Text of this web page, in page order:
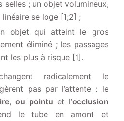
selles ; un objet volumineux,
se loge [1;2] ;
objet qui atteint le gros
éliminé ; les passages
les plus à risque [1].
radicalement le
pas par l’attente : le
, ou pointu et l’occlusion
le tube en amont et